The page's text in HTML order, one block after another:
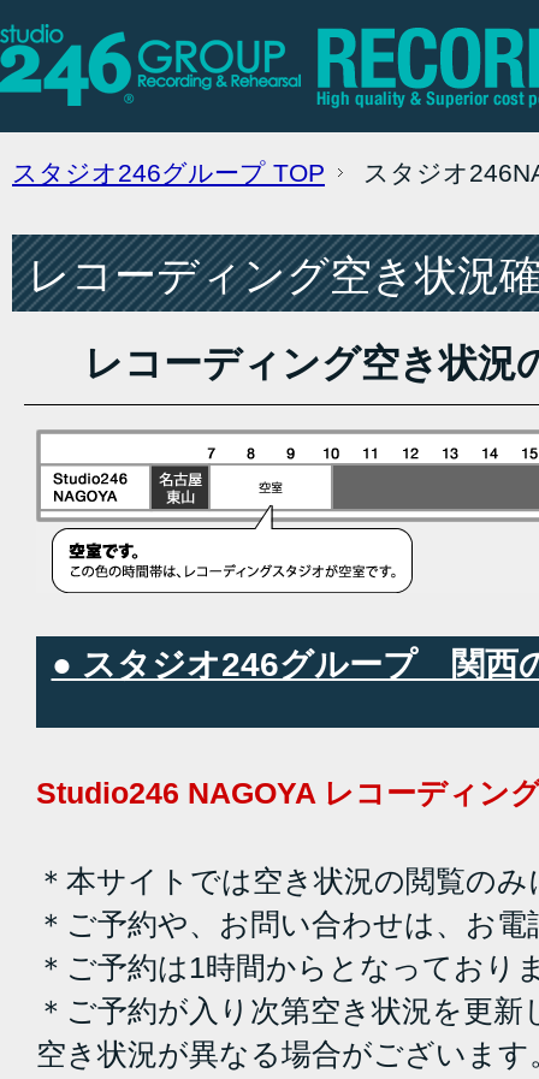
スタジオ246グループ TOP スタジオ
レコーディング空き状況
レコーディング空き状況
● スタジオ246グループ 関西
Studio246 NAGOYA レコーディン
＊本サイトでは空き状況の閲覧の
＊ご予約や、お問い合わせは、お
＊ご予約は1時間からとなっており
＊ご予約が入り次第空き状況を更
空き状況が異なる場合がございます